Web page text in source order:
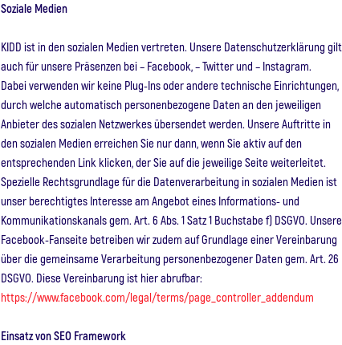
Soziale Medien
KIDD ist in den sozialen Medien vertreten. Unsere Datenschutzerklärung gilt
auch für unsere Präsenzen bei – Facebook, – Twitter und – Instagram.
Dabei verwenden wir keine Plug-Ins oder andere technische Einrichtungen,
durch welche automatisch personenbezogene Daten an den jeweiligen
Anbieter des sozialen Netzwerkes übersendet werden. Unsere Auftritte in
den sozialen Medien erreichen Sie nur dann, wenn Sie aktiv auf den
entsprechenden Link klicken, der Sie auf die jeweilige Seite weiterleitet.
Spezielle Rechtsgrundlage für die Datenverarbeitung in sozialen Medien ist
unser berechtigtes Interesse am Angebot eines Informations- und
Kommunikationskanals gem. Art. 6 Abs. 1 Satz 1 Buchstabe f) DSGVO. Unsere
Facebook-Fanseite betreiben wir zudem auf Grundlage einer Vereinbarung
über die gemeinsame Verarbeitung personenbezogener Daten gem. Art. 26
DSGVO. Diese Vereinbarung ist hier abrufbar:
https://www.facebook.com/legal/terms/page_controller_addendum
Einsatz von SEO Framework